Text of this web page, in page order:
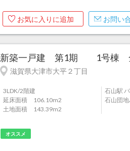
お気に入りに追加 お問い
新築一戸建 第1期 1号棟 全
滋賀県大津市大平２丁目
3LDK/2階建
延床面積 106.10m2
土地面積 143.39m2
石山駅
石山団
オススメ